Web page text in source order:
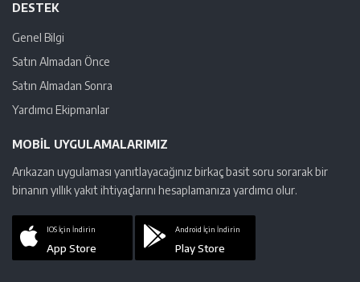
DESTEK
Genel Bilgi
Satın Almadan Önce
Satın Almadan Sonra
Yardımcı Ekipmanlar
MOBIL UYGULAMALARIMIZ
Arıkazan uygulaması yanıtlayacağınız birkaç basit soru sorarak bir
binanın yıllık yakıt ihtiyaçlarını hesaplamanıza yardımcı olur.
IOS İçin İndirin
App Store
Android İçin İndirin
Play Store